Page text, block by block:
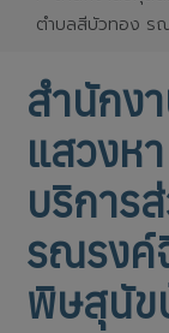
ตำบลสีบัวทอง ร
สำนักง
แสวงห
บริการ
รณรงค์
พิษสุนัข